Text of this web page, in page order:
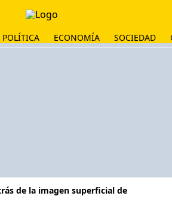
POLÍTICA ECONOMÍA SOCIEDAD
de la imagen superficial de